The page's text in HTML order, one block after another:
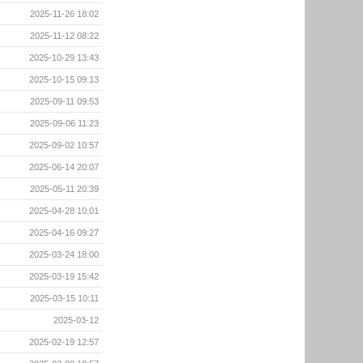
2025-11-26 18:02
2025-11-12 08:22
2025-10-29 13:43
2025-10-15 09:13
2025-09-11 09:53
2025-09-06 11:23
2025-09-02 10:57
2025-06-14 20:07
2025-05-11 20:39
2025-04-28 10:01
2025-04-16 09:27
2025-03-24 18:00
2025-03-19 15:42
2025-03-15 10:11
2025-03-12
2025-02-19 12:57